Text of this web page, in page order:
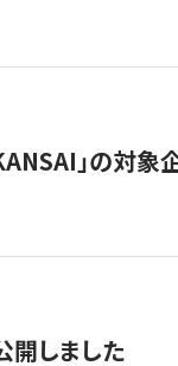
」の対象
開しました